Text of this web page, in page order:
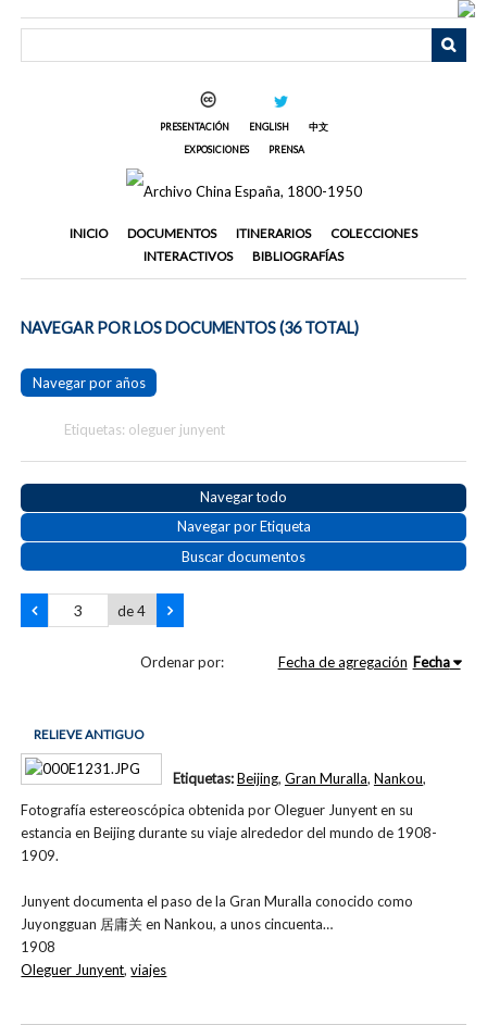
PRESENTACIÓN ENGLISH
中文
EXPOSICIONES
PRENSA
INICIO DOCUMENTOS ITINERARIOS
COLECCIONES
INTERACTIVOS
BIBLIOGRAFÍAS
NAVEGAR POR LOS DOCUMENTOS (36 TOTAL)
Navegar por años
Etiquetas: oleguer junyent
Navegar todo
Navegar por Etiqueta
Buscar documentos
de 4
Ordenar por: Fecha de agregación Fecha
RELIEVE ANTIGUO
Fotografía estereoscópica obtenida por Oleguer Junyent en su
estancia en Beijing durante su viaje alrededor del mundo de 1908-
1909.
Junyent documenta el paso de la Gran Muralla conocido como
Juyongguan 居庸关 en Nankou, a unos cincuenta…
1908
Etiquetas:Beijing, Gran Muralla, Nankou,
Oleguer Junyent,viajes